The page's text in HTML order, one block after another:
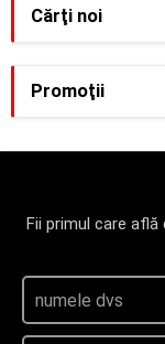
Cărţi noi
Promoţii
Fii primul care află